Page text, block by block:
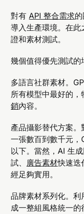
對有API 整合需求
導入生產環境。在
證和素材測試。
幾個值得優先測試的
多語言社群素材。
所有模型中最好的
銷內容。
產品攝影替代方案。
一張數百到數千元
以下。當然，AI 生
試、 廣告素材快速迭
經足夠實用。
品牌素材系列化。
成一整組風格統一